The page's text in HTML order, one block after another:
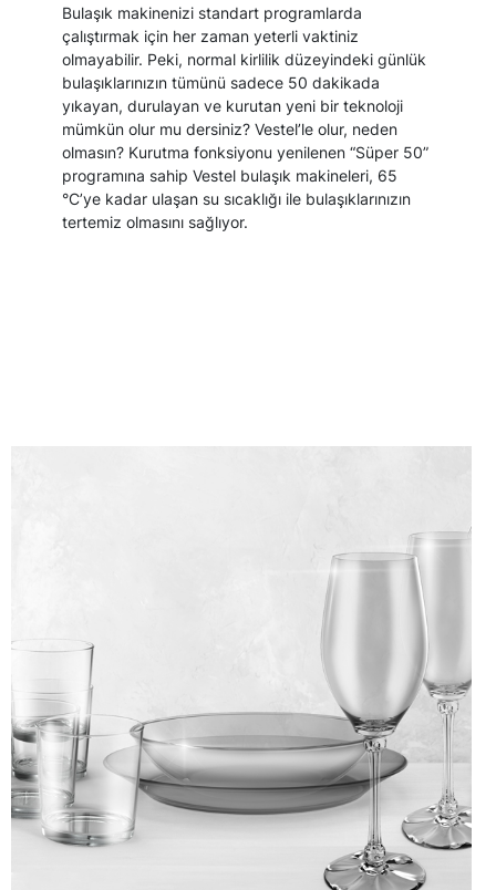
Bulaşık makinenizi standart programlarda
çalıştırmak için her zaman yeterli vaktiniz
olmayabilir. Peki, normal kirlilik düzeyindeki günlük
bulaşıklarınızın tümünü sadece 50 dakikada
yıkayan, durulayan ve kurutan yeni bir teknoloji
mümkün olur mu dersiniz? Vestel’le olur, neden
olmasın? Kurutma fonksiyonu yenilenen “Süper 50”
programına sahip Vestel bulaşık makineleri, 65
°C’ye kadar ulaşan su sıcaklığı ile bulaşıklarınızın
tertemiz olmasını sağlıyor.